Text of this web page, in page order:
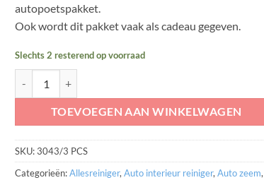
autopoetspakket.
Ook wordt dit pakket vaak als cadeau gegeven.
Slechts 2 resterend op voorraad
TOEVOEGEN AAN WINKELWAGEN
SKU:3043/3 PCS
Categorieën:Allesreiniger,Auto interieur reiniger,Auto zeem,